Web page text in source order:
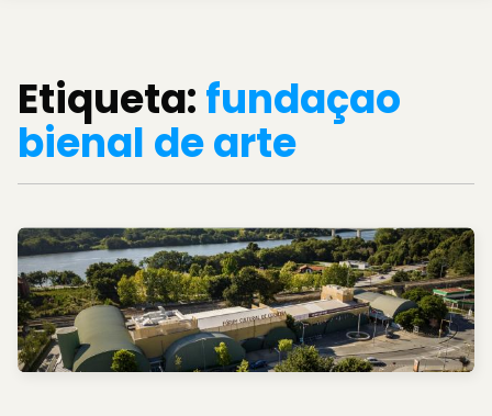
Etiqueta:fundaçao
bienal de arte